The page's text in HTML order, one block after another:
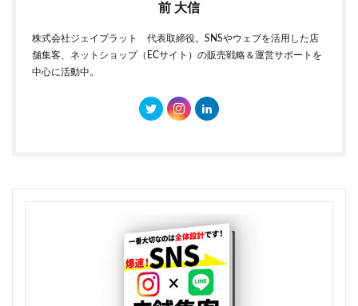
前 大信
株式会社ジェイプラット 代表取締役。SNSやウェブを活用した店
舗集客、ネットショップ（ECサイト）の販売戦略＆運営サポートを
中心に活動中。